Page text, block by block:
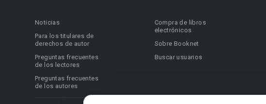
Noticias
Para los titulares de
derechos de autor
Preguntas frecuentes
de los lectores
Preguntas frecuentes
de los autores
Compra de libros
electrónicos
Sobre Booknet
Buscar usuarios